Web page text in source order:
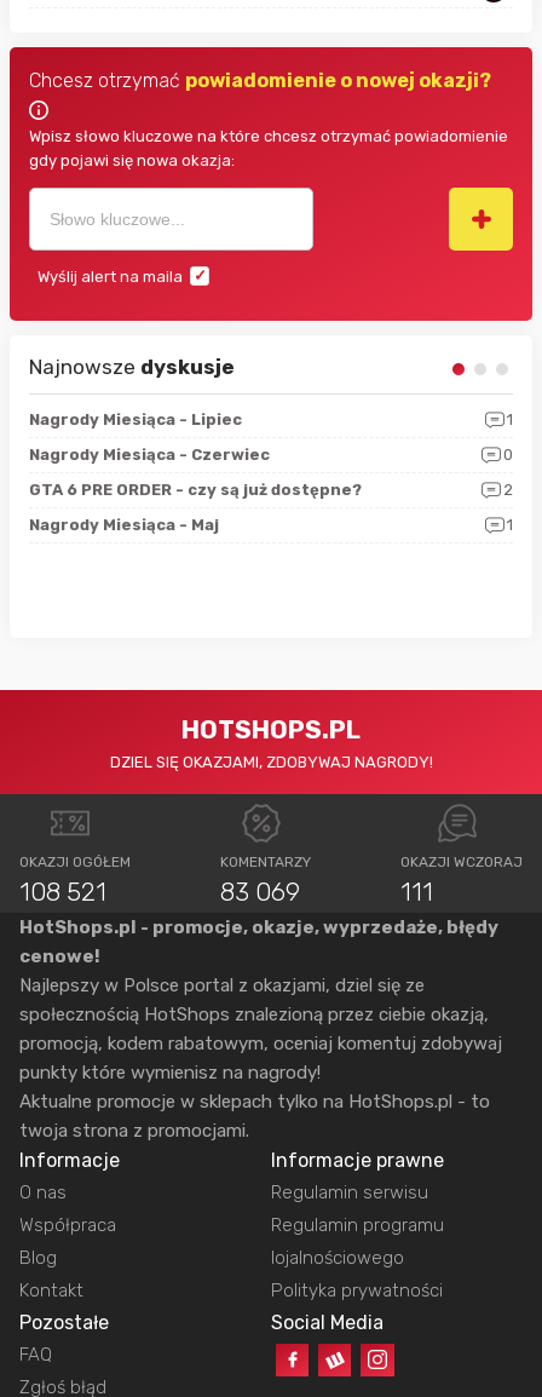
Chcesz otrzymać powiadomienie o nowej okazji?
Wpisz słowo kluczowe na które chcesz otrzymać powiadomienie
gdy pojawi się nowa okazja:
Wyślij alert na maila
Najnowsze dyskusje
Nagrody Miesiąca - Lipiec
1
Nagrody Miesiąca - Czerwiec
0
GTA 6 PRE ORDER - czy są już dostępne?
2
Nagrody Miesiąca - Maj
1
HOTSHOPS.PL
DZIEL SIĘ OKAZJAMI, ZDOBYWAJ NAGRODY!
OKAZJI OGÓŁEM
108 521
KOMENTARZY
83 069
OKAZJI WCZORAJ
111
HotShops.pl - promocje, okazje, wyprzedaże, błędy
cenowe!
Najlepszy w Polsce portal z okazjami, dziel się ze
społecznością HotShops znalezioną przez ciebie okazją,
promocją, kodem rabatowym, oceniaj komentuj zdobywaj
punkty które wymienisz na nagrody!
Aktualne promocje w sklepach tylko na HotShops.pl - to
twoja strona z promocjami.
Informacje
O nas
Współpraca
Blog
Kontakt
Informacje prawne
Regulamin serwisu
Regulamin programu
lojalnościowego
Polityka prywatności
Pozostałe
FAQ
Zgłoś błąd
Social Media